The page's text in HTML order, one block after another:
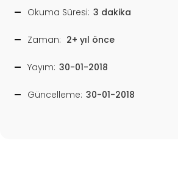
Okuma Süresi: 3 dakika
Zaman: 2+ yıl önce
Yayım: 30-01-2018
Güncelleme: 30-01-2018